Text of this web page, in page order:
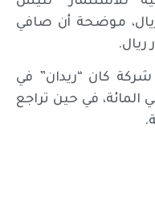
ريال، موضحة أن صافي
في المقابل، هبطت أسهم 39 شركة كان “ريدان” في
بعد هبوط سهمها 3 في المائة، في حين تراجع